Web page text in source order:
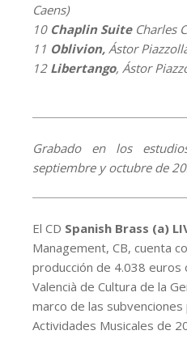
Caens)
10 Chaplin SuiteCharles
11 Oblivion, Ástor
12 Libertango, Ástor
Grabado en los
septiembre y octubre de
El CD Spanish Brass (a)
Management, CB, cuenta
producción de 4.038
Valencià de Cultura de la
marco de las
Actividades Musicales de